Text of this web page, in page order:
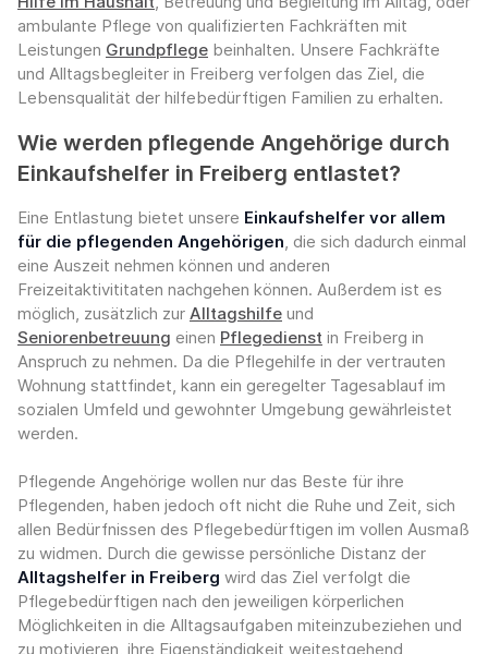
ambulante Pflege von qualifizierten Fachkräften mit
Leistungen Grundpflege beinhalten. Unsere Fachkräfte
und Alltagsbegleiter in Freiberg verfolgen das Ziel, die
Lebensqualität der hilfebedürftigen Familien zu erhalten.
Wie werden pflegende Angehörige durch
Einkaufshelfer in Freiberg entlastet?
Eine Entlastung bietet unsere Einkaufshelfer vor allem
für die pflegenden Angehörigen, die sich dadurch einmal
eine Auszeit nehmen können und anderen
Freizeitaktivititaten nachgehen können. Außerdem ist es
möglich, zusätzlich zur Alltagshilfe und
Seniorenbetreuung einen Pflegedienst in Freiberg in
Anspruch zu nehmen. Da die Pflegehilfe in der vertrauten
Wohnung stattfindet, kann ein geregelter Tagesablauf im
sozialen Umfeld und gewohnter Umgebung gewährleistet
werden.
Pflegende Angehörige wollen nur das Beste für ihre
Pflegenden, haben jedoch oft nicht die Ruhe und Zeit, sich
allen Bedürfnissen des Pflegebedürftigen im vollen Ausmaß
zu widmen. Durch die gewisse persönliche Distanz der
Alltagshelfer in Freiberg wird das Ziel verfolgt die
Pflegebedürftigen nach den jeweiligen körperlichen
Möglichkeiten in die Alltagsaufgaben miteinzubeziehen und
zu motivieren, ihre Eigenständigkeit weitestgehend